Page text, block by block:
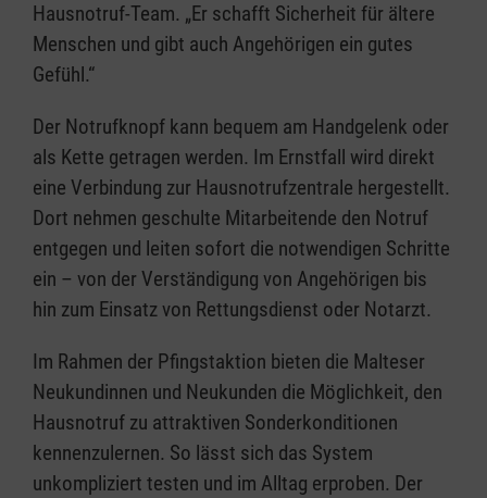
Hausnotruf-Team. „Er schafft Sicherheit für ältere
Menschen und gibt auch Angehörigen ein gutes
Gefühl.“
Der Notrufknopf kann bequem am Handgelenk oder
als Kette getragen werden. Im Ernstfall wird direkt
eine Verbindung zur Hausnotrufzentrale hergestellt.
Dort nehmen geschulte Mitarbeitende den Notruf
entgegen und leiten sofort die notwendigen Schritte
ein – von der Verständigung von Angehörigen bis
hin zum Einsatz von Rettungsdienst oder Notarzt.
Im Rahmen der Pfingstaktion bieten die Malteser
Neukundinnen und Neukunden die Möglichkeit, den
Hausnotruf zu attraktiven Sonderkonditionen
kennenzulernen. So lässt sich das System
unkompliziert testen und im Alltag erproben. Der